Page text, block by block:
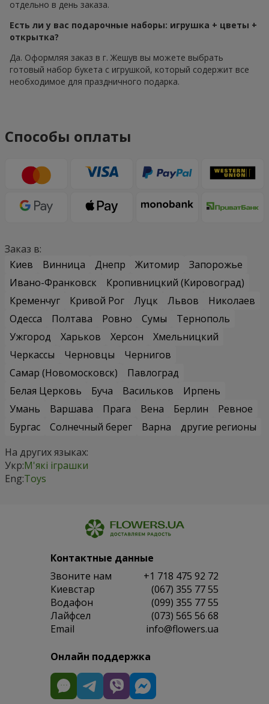
отдельно в день заказа.
Есть ли у вас подарочные наборы: игрушка + цветы +
открытка?
Да. Оформляя заказ в г. Жешув вы можете выбрать
готовый набор букета с игрушкой, который содержит все
необходимое для праздничного подарка.
Способы оплаты
Заказ в:
Киев
Винница Днепр Житомир
Запорожье
Ивано-Франковск
Кропивницкий (Кировоград)
Кременчуг
Кривой Рог Луцк Львов
Николаев
Одесса
Полтава Ровно Сумы
Тернополь
Ужгород
Харьков Херсон
Хмельницкий
Черкассы
Черновцы
Чернигов
Самар (Новомосковск)
Павлоград
Белая Церковь
Буча Васильков
Ирпень
Умань
Варшава Прага Вена Берлин
Ревное
Бургас
Солнечный берег Варна
другие регионы
На других языках:
Укр:М'які іграшки
Eng:Toys
Контактные данные
Звоните нам
+1 718 475 92 72
Киевстар
(067) 355 77 55
Водафон
(099) 355 77 55
Лайфсел
(073) 565 56 68
Email
info@flowers.ua
Онлайн поддержка